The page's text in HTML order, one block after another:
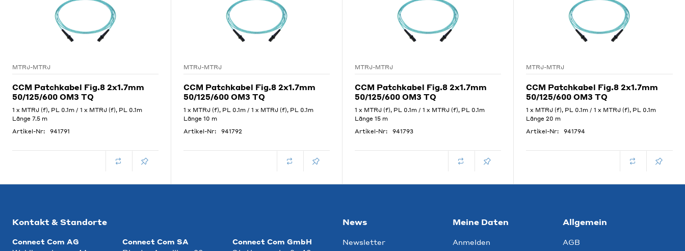
MTRJ-MTRJ
CCM Patchkabel Fig.8 2x1.7mm
50/125/600 OM3 TQ
1 x MTRJ (f), PL 0.1m / 1 x MTRJ (f), PL 0.1m
Länge 7.5 m
Artikel-Nr:
941791
MTRJ-MTRJ
CCM Patchkabel Fig.8 2x1.7mm
50/125/600 OM3 TQ
1 x MTRJ (f), PL 0.1m / 1 x MTRJ (f), PL 0.1m
Länge 10 m
Artikel-Nr:
941792
MTRJ-MTRJ
CCM Patchkabel Fig.8 2x1.7mm
50/125/600 OM3 TQ
1 x MTRJ (f), PL 0.1m / 1 x MTRJ (f), PL 0.1m
Länge 15 m
Artikel-Nr:
941793
MTRJ-MTRJ
CCM Patchkabel Fig.8 2x1.7mm
50/125/600 OM3 TQ
1 x MTRJ (f), PL 0.1m / 1 x MTRJ (f), PL 0.1m
Länge 20 m
Artikel-Nr:
941794
Kontakt & Standorte
Connect Com AG
Connect Com SA
Connect Com GmbH
News
Newsletter
Meine Daten
Anmelden
Allgemein
AGB